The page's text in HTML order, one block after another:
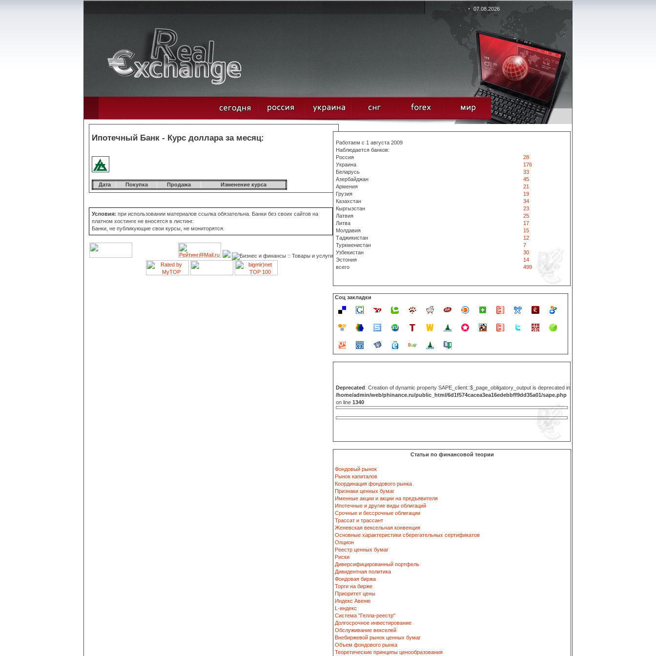
07.08.2026
Ипотечный Банк - Курс доллара за месяц:
Дата Покупка Продажа Изменение курса
Условия: при использовании материалов ссылка обязательна. Банки без своих сайтов на
платном хостинге не вносятся в листинг.
Банки, не публикующие свои курсы, не мониторятся.
Работаем с 1 августа 2009
Наблюдается банков:
Россия
28
Украина
176
Беларусь
33
Азербайджан
45
Армения
21
Грузия
19
Казахстан
34
Кыргызстан
23
Латвия
25
Литва
17
Молдавия
15
Таджикистан
12
Туркменистан
7
Узбекистан
30
Эстония
14
всего
499
Соц закладки
Deprecated: Creation of dynamic property SAPE_client::$_page_obligatory_output is deprecated in
/home/admin/web/phinance.ru/public_html/6d1f574cacea3ea16edebbff9dd35a01/sape.php
on line 1340
Статьи по финансовой теории
Фондовый рынок
Рынок капиталов
Координация фондового рынка
Признаки ценных бумаг
Именные акции и акции на предъявителя
Ипотечные и другие виды облигаций
Срочные и бессрочные облигации
Трассат и трассант
Женевская вексельная конвенция
Основные характеристики сберегательных сертификатов
Опцион
Реестр ценных бумаг
Риски
Диверсифицированный портфель
Дивидентная политика
Фондовая биржа
Торги на бирже
Приоритет цены
Индекс Авеню
L-индекс
Система "Гелла-реестр"
Долгосрочное инвестирование
Обслуживание векселей
Внебиржевой рынок ценных бумаг
Объем фондового рынка
Теоретические принципы ценообразования